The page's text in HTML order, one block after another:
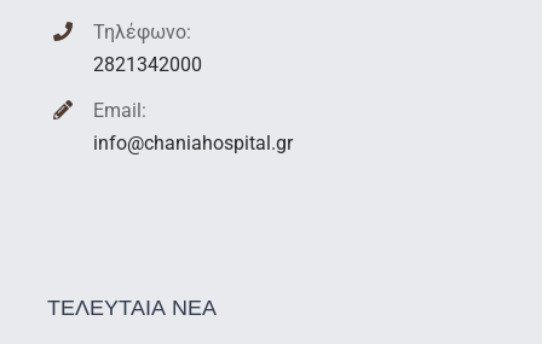
Τηλέφωνο:
2821342000
Email:
info@chaniahospital.gr
ΤΕΛΕΥΤΑΙΑ ΝΕΑ